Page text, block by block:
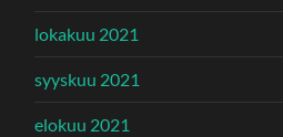
lokakuu 2021
syyskuu 2021
elokuu 2021